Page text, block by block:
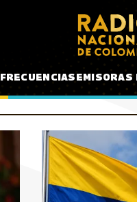
FRECUENCIASEMISORAS